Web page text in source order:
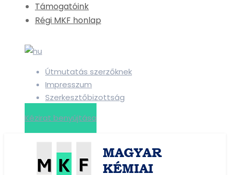
Támogatóink
Régi MKF honlap
Útmutatás szerzőknek
Impresszum
Szerkesztőbizottság
Kézirat benyújtása